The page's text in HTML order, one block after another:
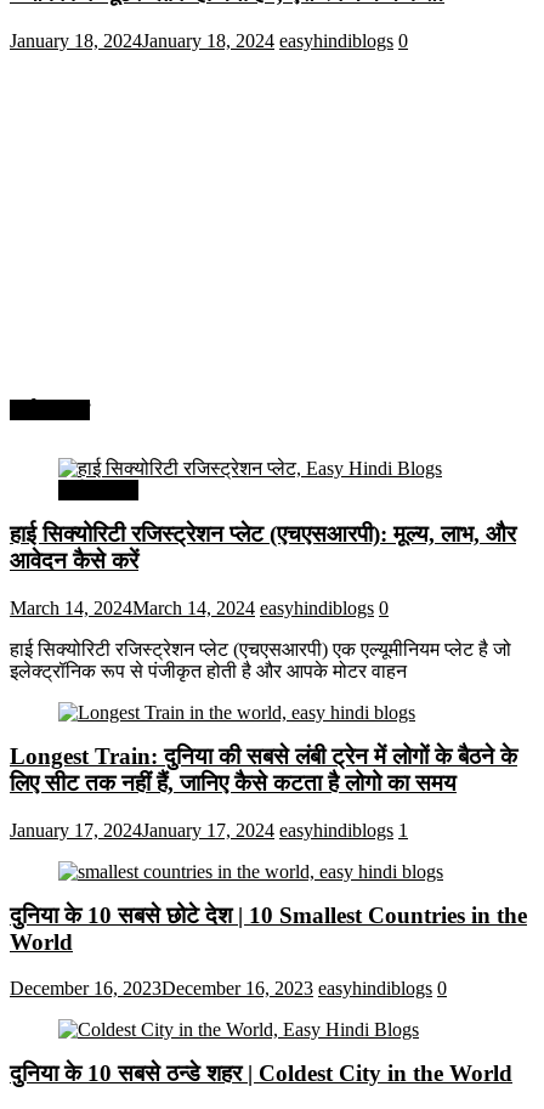
January 18, 2024January 18, 2024 easyhindiblogs 0
हाई सिक्योरिटी रजिस्ट्रेशन प्लेट (एचएसआरपी): मूल्य, लाभ, और
आवेदन कैसे करें
March 14, 2024March 14, 2024 easyhindiblogs 0
हाई सिक्योरिटी रजिस्ट्रेशन प्लेट (एचएसआरपी) एक एल्यूमीनियम प्लेट है जो
इलेक्ट्रॉनिक रूप से पंजीकृत होती है और आपके मोटर वाहन
Longest Train: दुनिया की सबसे लंबी ट्रेन में लोगों के बैठने के
लिए सीट तक ​​नहीं हैं, जानिए कैसे कटता है लोगो का समय
January 17, 2024January 17, 2024 easyhindiblogs 1
दुनिया के 10 सबसे छोटे देश | 10 Smallest Countries in the
World
December 16, 2023December 16, 2023 easyhindiblogs 0
दुनिया के 10 सबसे ठन्डे शहर | Coldest City in the World